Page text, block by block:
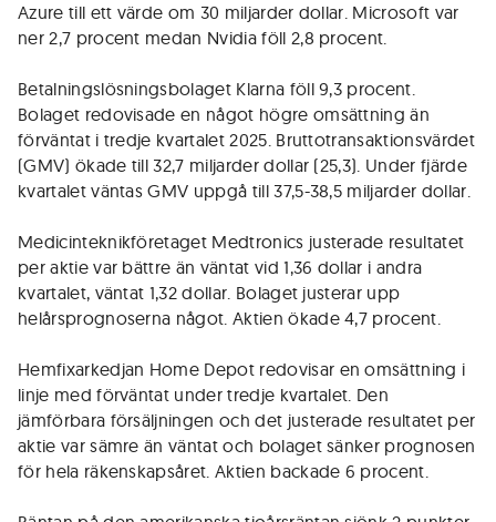
Azure till ett värde om 30 miljarder dollar. Microsoft var
ner 2,7 procent medan Nvidia föll 2,8 procent.
Betalningslösningsbolaget Klarna föll 9,3 procent.
Bolaget redovisade en något högre omsättning än
förväntat i tredje kvartalet 2025. Bruttotransaktionsvärdet
(GMV) ökade till 32,7 miljarder dollar (25,3). Under fjärde
kvartalet väntas GMV uppgå till 37,5-38,5 miljarder dollar.
Medicinteknikföretaget Medtronics justerade resultatet
per aktie var bättre än väntat vid 1,36 dollar i andra
kvartalet, väntat 1,32 dollar. Bolaget justerar upp
helårsprognoserna något. Aktien ökade 4,7 procent.
Hemfixarkedjan Home Depot redovisar en omsättning i
linje med förväntat under tredje kvartalet. Den
jämförbara försäljningen och det justerade resultatet per
aktie var sämre än väntat och bolaget sänker prognosen
för hela räkenskapsåret. Aktien backade 6 procent.